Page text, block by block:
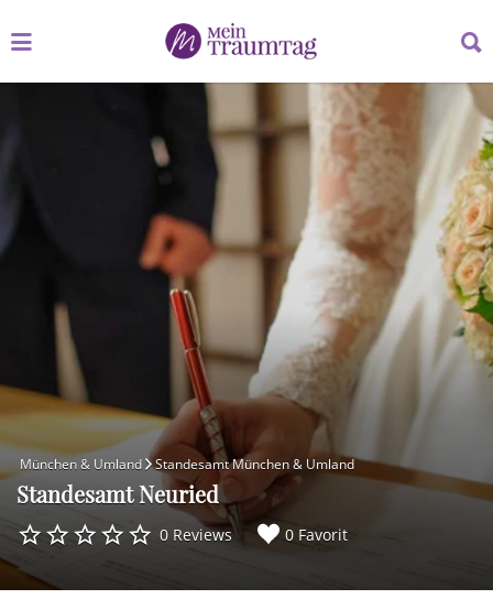
nach:
nach:
München & Umland Standesamt München & Umland
Standesamt Neuried
0 Reviews 0 Favorit